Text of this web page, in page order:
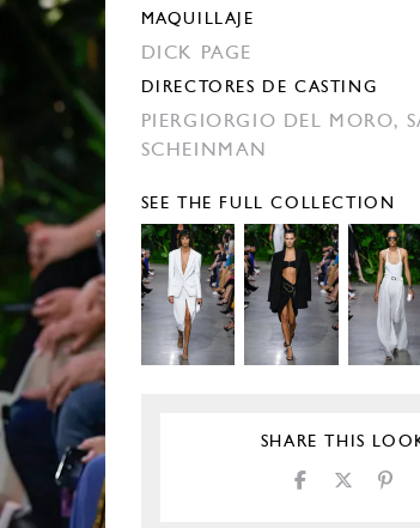
MAQUILLAJE
DICK PAGE
DIRECTORES DE CASTING
PIERGIORGIO DEL MORO,
SCHEINMAN
SEE THE FULL COLLECTION
SHARE THIS